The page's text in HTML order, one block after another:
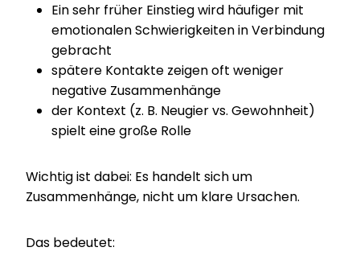
Ein sehr früher Einstieg wird häufiger mit
emotionalen Schwierigkeiten in Verbindung
gebracht
spätere Kontakte zeigen oft weniger
negative Zusammenhänge
der Kontext (z. B. Neugier vs. Gewohnheit)
spielt eine große Rolle
Wichtig ist dabei: Es handelt sich um
Zusammenhänge, nicht um klare Ursachen.
Das bedeutet: